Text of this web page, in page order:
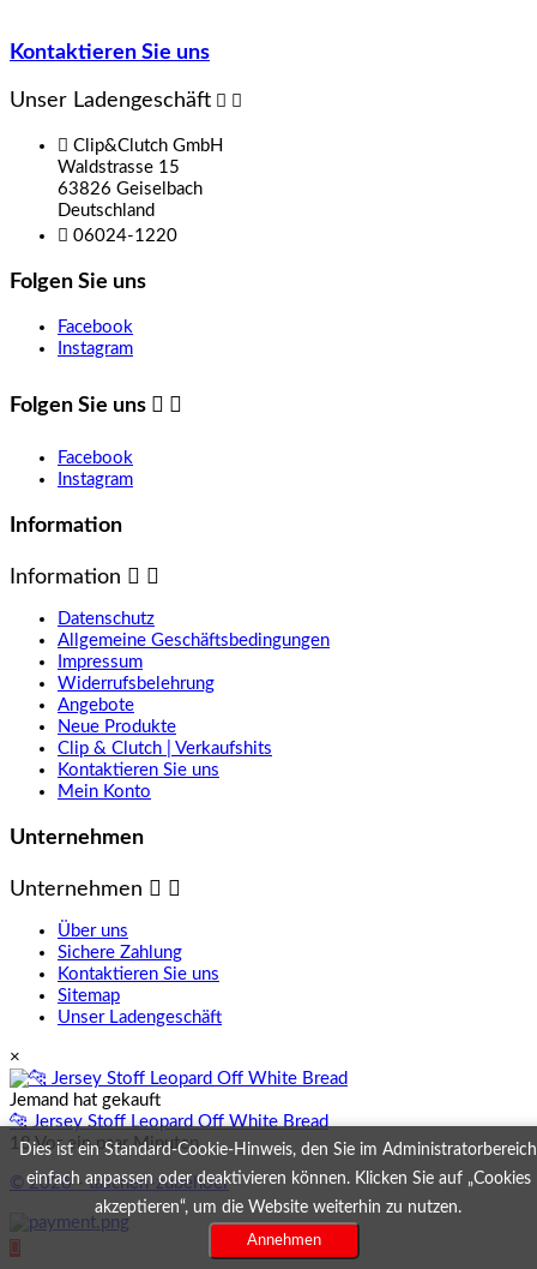
Kontaktieren Sie uns
Unser Ladengeschäft  
 Clip&Clutch GmbH
Waldstrasse 15
63826 Geiselbach
Deutschland
 06024-1220
Folgen Sie uns
Facebook
Instagram
Folgen Sie uns  
Facebook
Instagram
Information
Information  
Datenschutz
Allgemeine Geschäftsbedingungen
Impressum
Widerrufsbelehrung
Angebote
Neue Produkte
Clip & Clutch | Verkaufshits
Kontaktieren Sie uns
Mein Konto
Unternehmen
Unternehmen  
Über uns
Sichere Zahlung
Kontaktieren Sie uns
Sitemap
Unser Ladengeschäft
×
Jemand hat gekauft
🐆 Jersey Stoff Leopard Off White Bread
18 Vor ein paar Minuten
Dies ist ein Standard-Cookie-Hinweis, den Sie im Administratorbereich
einfach anpassen oder deaktivieren können. Klicken Sie auf „Cookies
akzeptieren“, um die Website weiterhin zu nutzen.
Annehmen
© 2026 - taschen-zubehoer
